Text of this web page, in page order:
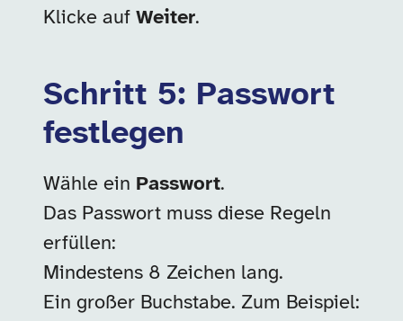
Klicke auf Weiter.
Schritt 5: Passwort
festlegen
Wähle ein Passwort.
Das Passwort muss diese Regeln
erfüllen:
Mindestens 8 Zeichen lang.
Ein großer Buchstabe. Zum Beispiel: